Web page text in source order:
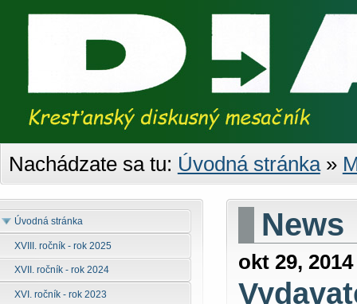
Nachádzate sa tu: Úvodná stránka »
Úvodná stránka
XVIII. ročník - rok 2025
XVII. ročník - rok 2024
XVI. ročník - rok 2023
News
okt 29, 2014